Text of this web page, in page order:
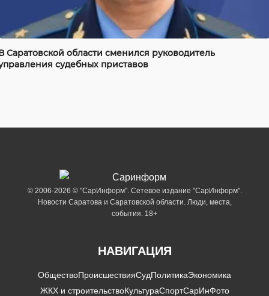
Саратовской области сменился руководитель
судебных приставов
© 2006-2026 © "СарИнформ". Сетевое издание "СарИнформ".
Новости Саратова и Саратовской области. Люди, места,
события. 18+
НАВИГАЦИЯ
ОбществоПроисшествияСудПолитикаЭкономика
ЖКХ и строительствоКультураСпортСарИнФото